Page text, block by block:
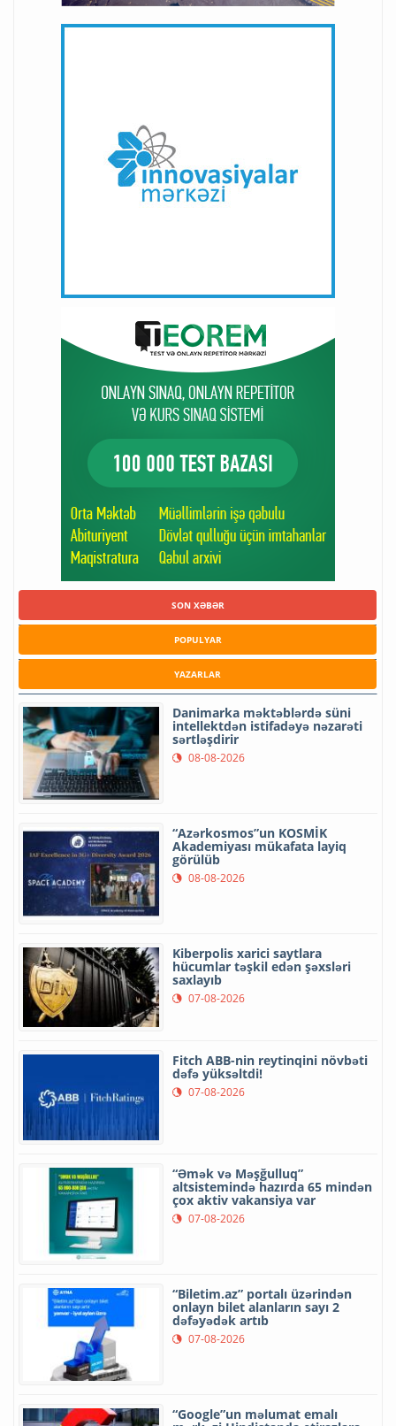
SON XƏBƏR
POPULYAR
YAZARLAR
Danimarka məktəblərdə süni
intellektdən istifadəyə nəzarəti
sərtləşdirir
08-08-2026
“Azərkosmos”un KOSMİK
Akademiyası mükafata layiq
görülüb
08-08-2026
Kiberpolis xarici saytlara
hücumlar təşkil edən şəxsləri
saxlayıb
07-08-2026
Fitch ABB-nin reytinqini növbəti
dəfə yüksəltdi!
07-08-2026
“Əmək və Məşğulluq”
altsistemində hazırda 65 mindən
çox aktiv vakansiya var
07-08-2026
“Biletim.az” portalı üzərindən
onlayn bilet alanların sayı 2
dəfəyədək artıb
07-08-2026
“Google”un məlumat emalı